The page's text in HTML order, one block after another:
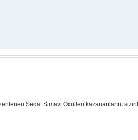
Sedat Simavi Ödülleri kazananlarını